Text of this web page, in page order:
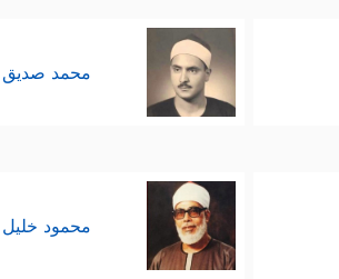
محمد صديق
محمود